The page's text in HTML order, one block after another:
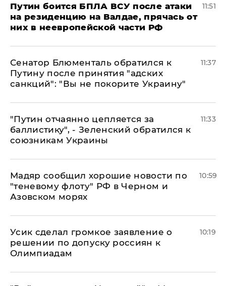
Путин боится БПЛА ВСУ после атаки
на резиденцию на Валдае, прячась от
них в неевропейской части РФ
11:51
Сенатор Блюменталь обратился к
Путину после принятия "адских
санкций": "Вы не покорите Украину"
11:37
"Путин отчаянно цепляется за
баллистику", - Зеленский обратился к
союзникам Украины
11:33
Мадяр сообщил хорошие новости по
"теневому флоту" РФ в Черном и
Азовском морях
10:59
Усик сделал громкое заявление о
решении по допуску россиян к
Олимпиадам
10:19